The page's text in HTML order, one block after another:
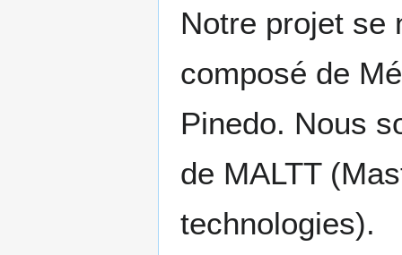
Notre projet se
composé de
Pinedo. Nous
de MALTT
technologies).